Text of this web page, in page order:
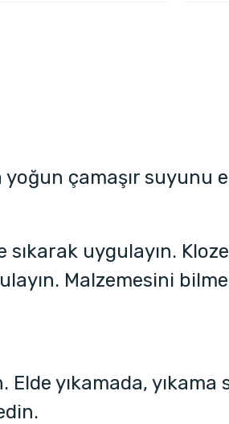
çamaşır suyunu
uygulayın.
Malzemesini
Elde yıkamada,